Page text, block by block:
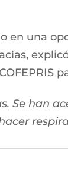
en una
Se han